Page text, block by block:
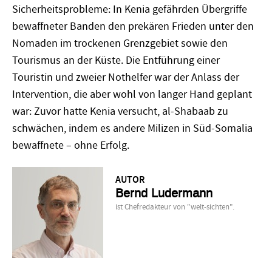
Sicherheitsprobleme: In Kenia gefährden Übergriffe
bewaffneter Banden den prekären Frieden unter den
Nomaden im trockenen Grenzgebiet sowie den
Tourismus an der Küste. Die Entführung einer
Touristin und zweier Nothelfer war der Anlass der
Intervention, die aber wohl von langer Hand geplant
war: Zuvor hatte Kenia versucht, al-Shabaab zu
schwächen, indem es andere Milizen in Süd-Somalia
bewaffnete – ohne Erfolg.
AUTOR
Bernd Ludermann
ist Chefredakteur von "welt-sichten".